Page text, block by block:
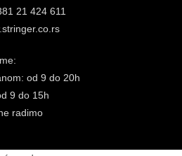
21 424 611
od 9 do 20h
9 do 15h
radimo